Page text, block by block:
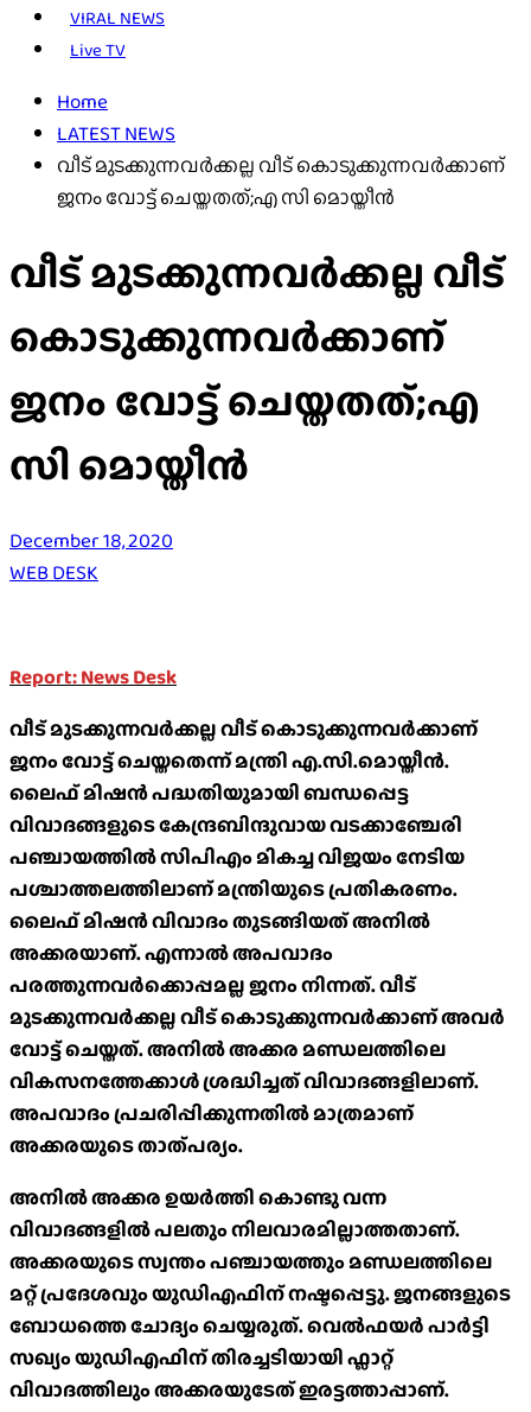
VIRAL NEWS
Live TV
Home
LATEST NEWS
വീട് മുടക്കുന്നവർക്കല്ല വീട് കൊടുക്കുന്നവർക്കാണ്
ജനം വോട്ട് ചെയ്തതത്;എ സി മൊയ്തീൻ
വീട് മുടക്കുന്നവർക്കല്ല വീട്
കൊടുക്കുന്നവർക്കാണ്
ജനം വോട്ട് ചെയ്തതത്;എ
സി മൊയ്തീൻ
December 18, 2020
WEB DESK
Report: News Desk
വീട് മുടക്കുന്നവർക്കല്ല വീട് കൊടുക്കുന്നവർക്കാണ്
ജനം വോട്ട് ചെയ്തതെന്ന് മന്ത്രി എ.സി.മൊയ്തീൻ.
ലൈഫ് മിഷൻ പദ്ധതിയുമായി ബന്ധപ്പെട്ട
വിവാദങ്ങളുടെ കേന്ദ്രബിന്ദുവായ വടക്കാഞ്ചേരി
പഞ്ചായത്തിൽ സിപിഎം മികച്ച വിജയം നേടിയ
പശ്ചാത്തലത്തിലാണ് മന്ത്രിയുടെ പ്രതികരണം.
ലൈഫ് മിഷൻ വിവാദം തുടങ്ങിയത് അനിൽ
അക്കരയാണ്. എന്നാൽ അപവാദം
പരത്തുന്നവർക്കൊപ്പമല്ല ജനം നിന്നത്. വീട്
മുടക്കുന്നവർക്കല്ല വീട് കൊടുക്കുന്നവർക്കാണ് അവർ
വോട്ട് ചെയ്തത്. അനിൽ അക്കര മണ്ഡലത്തിലെ
വികസനത്തേക്കാൾ ശ്രദ്ധിച്ചത് വിവാദങ്ങളിലാണ്.
അപവാദം പ്രചരിപ്പിക്കുന്നതിൽ മാത്രമാണ്
അക്കരയുടെ താത്പര്യം.
അനിൽ അക്കര ഉയർത്തി കൊണ്ടു വന്ന
വിവാദങ്ങളിൽ പലതും നിലവാരമില്ലാത്തതാണ്.
അക്കരയുടെ സ്വന്തം പഞ്ചായത്തും മണ്ഡലത്തിലെ
മറ്റ് പ്രദേശവും യുഡിഎഫിന് നഷ്ടപ്പെട്ടു. ജനങ്ങളുടെ
ബോധത്തെ ചോദ്യം ചെയ്യരുത്. വെൽഫയർ പാർട്ടി
സഖ്യം യുഡിഎഫിന് തിരച്ചടിയായി ഫ്ലാറ്റ്
വിവാദത്തിലും അക്കരയുടേത് ഇരട്ടത്താപ്പാണ്.